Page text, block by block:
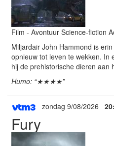
Film - Avontuur Science-fiction
Miljardair John Hammond is
opnieuw tot leven te wekken. In
hij de prehistorische dieren aan
Humo: “★★★★”
zondag 9/08/2026
Fury